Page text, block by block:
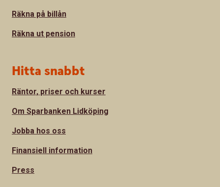
Räkna på billån
Räkna ut pension
Hitta snabbt
Räntor, priser och kurser
Om Sparbanken Lidköping
Jobba hos oss
Finansiell information
Press